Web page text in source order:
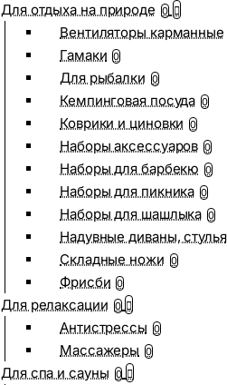
Для отдыха на природе 0
Вентиляторы карманные
Гамаки 0
Для рыбалки 0
Кемпинговая посуда 0
Коврики и циновки 0
Наборы аксессуаров 0
Наборы для барбекю 0
Наборы для пикника 0
Наборы для шашлыка 0
Надувные диваны, стулья
Складные ножи 0
Фрисби 0
Для релаксации 0
Антистрессы 0
Массажеры 0
Для спа и сауны 0